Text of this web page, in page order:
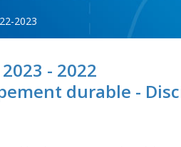
2023
2023 - 2022
durable -